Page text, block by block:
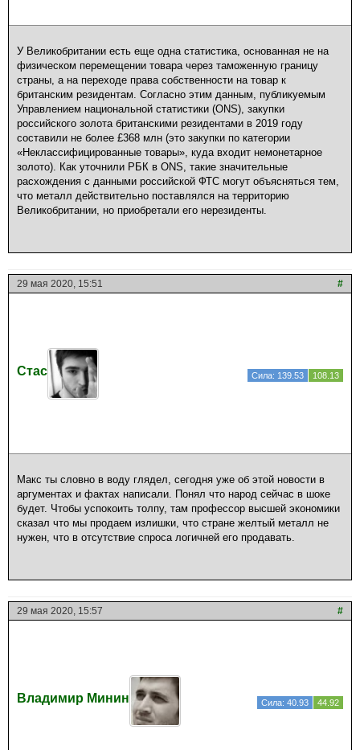
У Великобритании есть еще одна статистика, основанная не на
физическом перемещении товара через таможенную границу
страны, а на переходе права собственности на товар к
британским резидентам. Согласно этим данным, публикуемым
Управлением национальной статистики (ONS), закупки
российского золота британскими резидентами в 2019 году
составили не более £368 млн (это закупки по категории
«Неклассифицированные товары», куда входит немонетарное
золото). Как уточнили РБК в ONS, такие значительные
расхождения с данными российской ФТС могут объясняться тем,
что металл действительно поставлялся на территорию
Великобритании, но приобретали его нерезиденты.
29 мая 2020, 15:51 #
Стас Сила: 139.53 108.13
Макс ты словно в воду глядел, сегодня уже об этой новости в
аргументах и фактах написали. Понял что народ сейчас в шоке
будет. Чтобы успокоить толпу, там профессор высшей экономики
сказал что мы продаем излишки, что стране желтый металл не
нужен, что в отсутствие спроса логичней его продавать.
29 мая 2020, 15:57 #
Владимир Минин Сила: 40.93 44.92